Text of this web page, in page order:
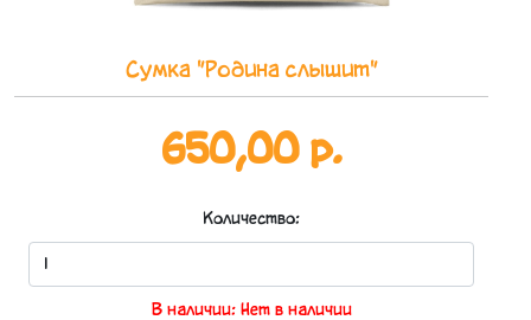
Сумка "Родина слышит"
650,00 р.
Количество:
В наличии: Нет в наличии